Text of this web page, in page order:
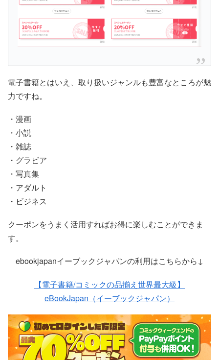
電子書籍とはいえ、取り扱いジャンルも豊富なところが魅
力ですね。
・漫画
・小説
・雑誌
・グラビア
・写真集
・アダルト
・ビジネス
クーポンをうまく活用すればお得に楽しむことができま
す。
ebookjapanイーブックジャパンの利用はこちらから↓
【電子書籍/コミックの品揃え世界最大級】
eBookJapan（イーブックジャパン）